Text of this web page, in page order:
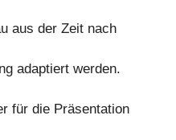
aus der Zeit nach
adaptiert werden.
für die Präsentation